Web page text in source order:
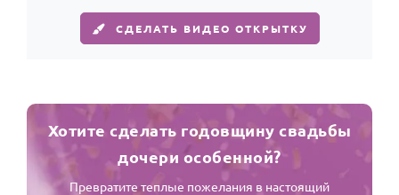
СДЕЛАТЬ ВИДЕО ОТКРЫТКУ
Хотите сделать годовщину свадьбы
дочери особенной?
Превратите теплые пожелания в настоящий